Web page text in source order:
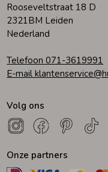
Rooseveltstraat 18 D
2321BM Leiden
Nederland
Telefoon 071-3619991
E-mail
Volg ons
Onze partners